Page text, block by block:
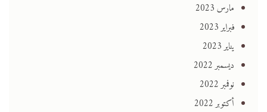
مارس 2023
فبراير 2023
يناير 2023
ديسمبر 2022
نوفمبر 2022
أكتوبر 2022